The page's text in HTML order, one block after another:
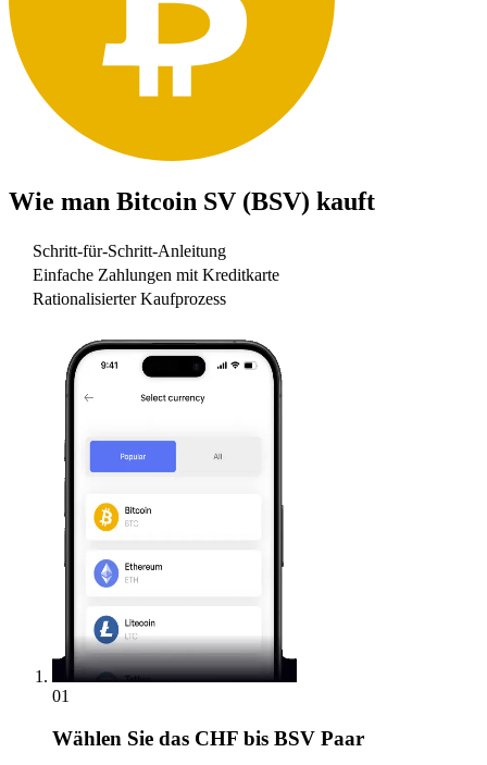
Wie man Bitcoin SV (BSV) kauft
Schritt-für-Schritt-Anleitung
Einfache Zahlungen mit Kreditkarte
Rationalisierter Kaufprozess
01
Wählen Sie das CHF bis BSV Paar